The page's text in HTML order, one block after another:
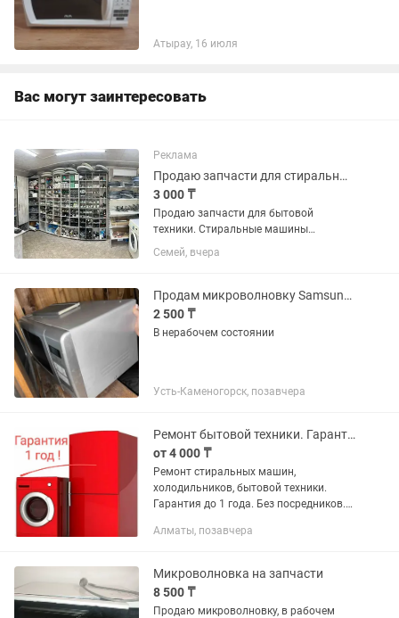
Атырау, 16 июля
Вас могут заинтересовать
Реклама
Продаю запчасти для стиральных машин автомат.
3 000 ₸
Продаю запчасти для бытовой
техники. Стиральные машины
автомат. Холодильники Электроплиты
Электродуховоки Производственные
Варочные панели Пылесосы
Микроволновки...
Семей, вчера
Продам микроволновку Samsung, не рабочая ( на запчасти )
2 500 ₸
В нерабочем состоянии
Усть-Каменогорск, позавчера
Ремонт бытовой техники. Гарантия 1 год.
от 4 000 ₸
Ремонт стиральных машин,
холодильников, бытовой техники.
Гарантия до 1 года. Без посредников.
Качественно. ИП "ТВ-Сервис"
Алматы, позавчера
Микроволновка на запчасти
8 500 ₸
Продаю микроволновку, в рабочем